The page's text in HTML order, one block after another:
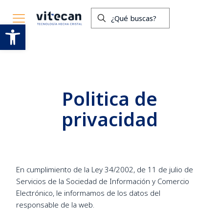
Politica de
privacidad
En cumplimiento de la Ley 34/2002, de 11 de julio de
Servicios de la Sociedad de Información y Comercio
Electrónico, le informamos de los datos del
responsable de la web.
Abrir barra de herramientas